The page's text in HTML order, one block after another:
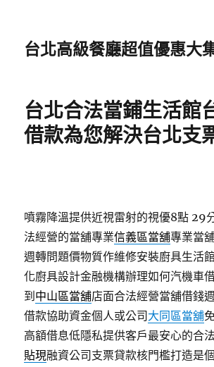
台北高級餐廳超值優惠大
台北合法當鋪生活館
借款為您解決台北支
噴霧降溫提供近視雷射的視優8點 29
法經營的當舖專業信義區當舖專業當
週轉問題價物質作維修安裝廚具生活
化廚具設計金融機構辦理如何汽機車
到 中山區當舖店面合法經營當舖借錢
借款協助資金個人或公司 大同區當舖
高額借息低隱私提供客戶最安心的合
貼現融資公司支票貸款核門檻打造是